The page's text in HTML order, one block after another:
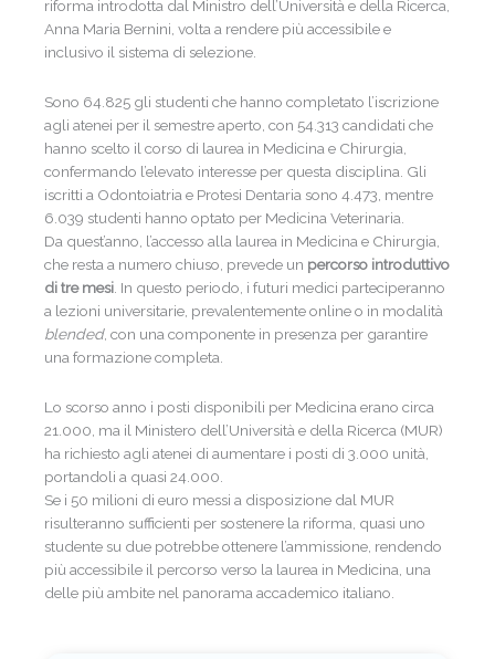
riforma introdotta dal Ministro dell’Università e della Ricerca,
Anna Maria Bernini, volta a rendere più accessibile e
inclusivo il sistema di selezione.
Sono 64.825 gli studenti che hanno completato l’iscrizione
agli atenei per il semestre aperto, con 54.313 candidati che
hanno scelto il corso di laurea in Medicina e Chirurgia,
confermando l’elevato interesse per questa disciplina. Gli
iscritti a Odontoiatria e Protesi Dentaria sono 4.473, mentre
6.039 studenti hanno optato per Medicina Veterinaria.
Da quest’anno, l’accesso alla laurea in Medicina e Chirurgia,
che resta a numero chiuso, prevede un percorso introduttivo
di tre mesi. In questo periodo, i futuri medici parteciperanno
a lezioni universitarie, prevalentemente online o in modalità
blended, con una componente in presenza per garantire
una formazione completa.
Lo scorso anno i posti disponibili per Medicina erano circa
21.000, ma il Ministero dell’Università e della Ricerca (MUR)
ha richiesto agli atenei di aumentare i posti di 3.000 unità,
portandoli a quasi 24.000.
Se i 50 milioni di euro messi a disposizione dal MUR
risulteranno sufficienti per sostenere la riforma, quasi uno
studente su due potrebbe ottenere l’ammissione, rendendo
più accessibile il percorso verso la laurea in Medicina, una
delle più ambite nel panorama accademico italiano.